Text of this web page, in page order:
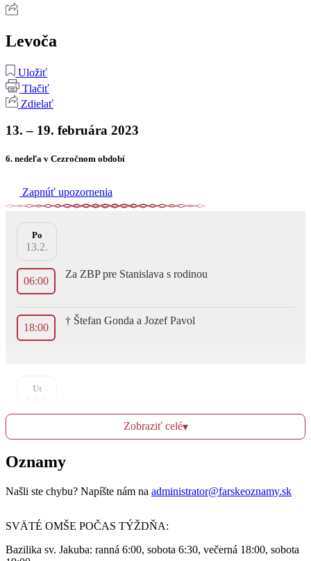
Levoča
Uložiť
Tlačiť
Zdielať
13. – 19. februára 2023
6. nedeľa v Cezročnom období
Zapnúť upozornenia
Po
13.2.
06:00
Za ZBP pre Stanislava s rodinou
18:00
† Štefan Gonda a Jozef Pavol
Ut
† Valent, Alžbeta, Valent
15.2.
Zobraziť celé▾
Oznamy
Našli ste chybu? Napíšte nám na administrator@farskeoznamy.sk
SVÄTÉ OMŠE POČAS TÝŽDŇA:
Bazilika sv. Jakuba: ranná 6:00, sobota 6:30, večerná 18:00, sobota